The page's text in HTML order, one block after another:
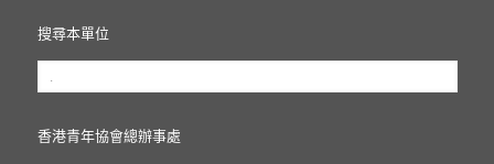
搜尋本單位
香港青年協會總辦事處